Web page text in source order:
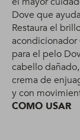
Dove que
Restaura el
para el pelo
cabello
crema de
y con
COMO USAR